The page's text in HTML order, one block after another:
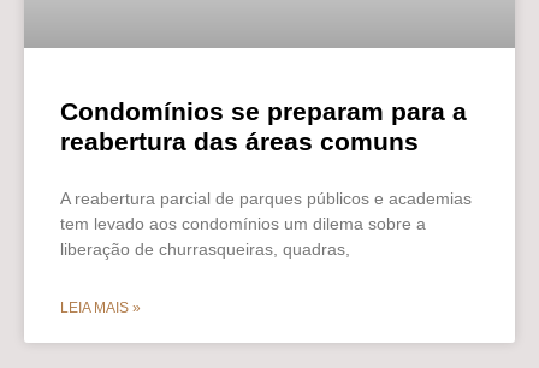
Condomínios se preparam para a
reabertura das áreas comuns
A reabertura parcial de parques públicos e academias
tem levado aos condomínios um dilema sobre a
liberação de churrasqueiras, quadras,
LEIA MAIS »